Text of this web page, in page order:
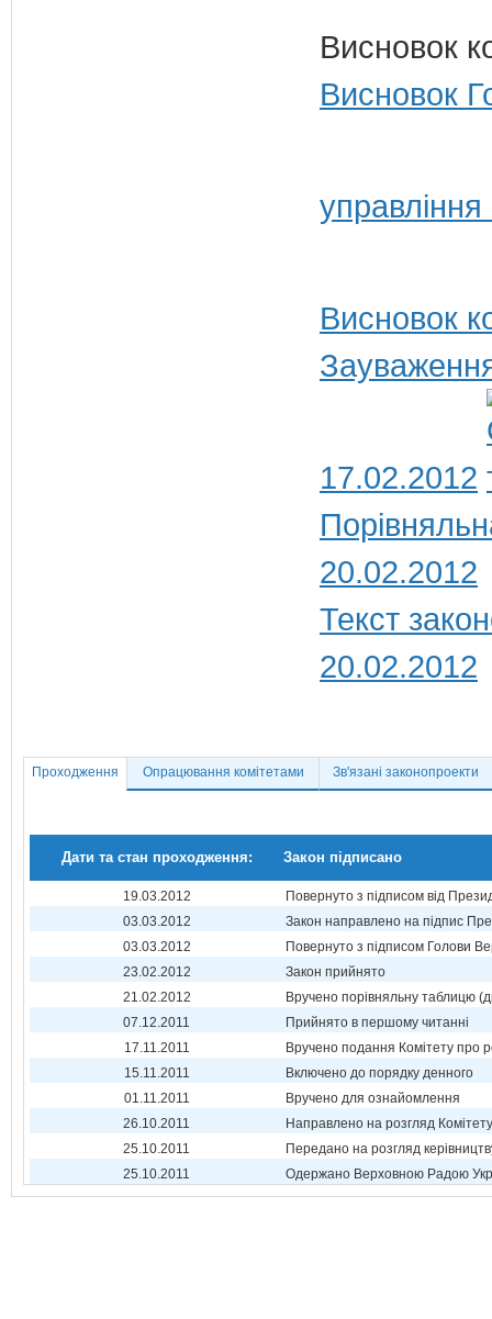
Висновок
Висновок
Висновок
17.02.2012
20.02.2012
Текст
20.02.2012
Проходження Опрацювання комітетами Зв'язані законопроекти
Дати та стан проходження: Закон підписано
19.03.2012
Повернуто з підписом від
03.03.2012
Закон направлено на підпис
03.03.2012
Повернуто з підписом Голови
23.02.2012
Закон прийнято
21.02.2012
Вручено порівняльну таблицю
07.12.2011
Прийнято в першому читанні
17.11.2011
Вручено подання Комітету про
15.11.2011
Включено до порядку денного
01.11.2011
Вручено для ознайомлення
26.10.2011
Направлено на розгляд Комітету
25.10.2011
Передано на розгляд
25.10.2011
Одержано Верховною Радою